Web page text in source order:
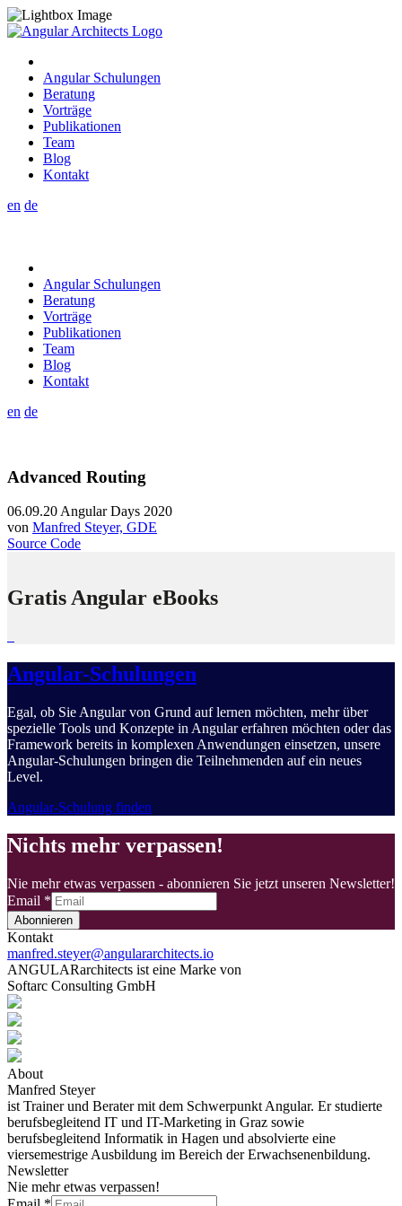
Angular Schulungen
Beratung
Vorträge
Publikationen
Team
Blog
Kontakt
en de
Angular Schulungen
Beratung
Vorträge
Publikationen
Team
Blog
Kontakt
en de
Advanced Routing
06.09.20Angular Days 2020
von Manfred Steyer, GDE
Source Code
Gratis Angular eBooks
Angular-Schulungen
Egal, ob Sie Angular von Grund auf lernen möchten, mehr über
spezielle Tools und Konzepte in Angular erfahren möchten oder das
Framework bereits in komplexen Anwendungen einsetzen, unsere
Angular-Schulungen bringen die Teilnehmenden auf ein neues
Level.
Angular-Schulung finden
Nichts mehr verpassen!
Nie mehr etwas verpassen - abonnieren Sie jetzt unseren Newsletter!
Email *
Abonnieren
Kontakt
manfred.steyer@angulararchitects.io
ANGULARarchitects ist eine Marke von
Softarc Consulting GmbH
About
Manfred Steyer
ist Trainer und Berater mit dem Schwerpunkt Angular. Er studierte
berufsbegleitend IT und IT-Marketing in Graz sowie
berufsbegleitend Informatik in Hagen und absolvierte eine
viersemestrige Ausbildung im Bereich der Erwachsenenbildung.
Newsletter
Nie mehr etwas verpassen!